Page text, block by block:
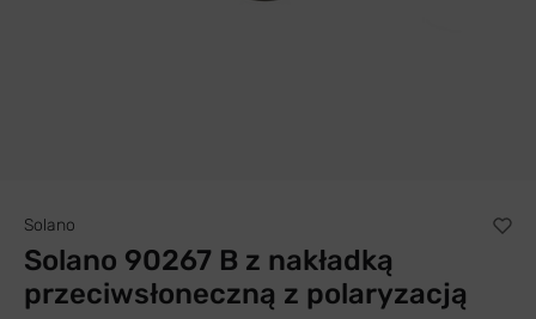
Solano
Solano 90267 B z nakładką
przeciwsłoneczną z polaryzacją